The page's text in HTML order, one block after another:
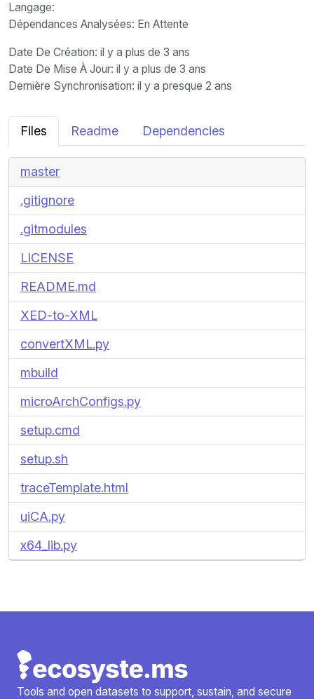
Langage:
Dépendances Analysées: En Attente
Date De Création: il y a plus de 3 ans
Date De Mise À Jour: il y a plus de 3 ans
Dernière Synchronisation: il y a presque 2 ans
Files Readme Dependencies
master
.gitignore
.gitmodules
LICENSE
README.md
XED-to-XML
convertXML.py
mbuild
microArchConfigs.py
setup.cmd
setup.sh
traceTemplate.html
uiCA.py
x64_lib.py
Tools and open datasets to support, sustain, and secure